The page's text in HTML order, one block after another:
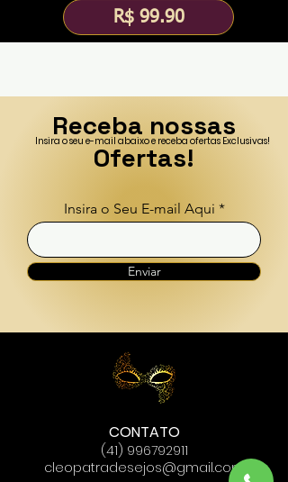
R$ 99.90
Receba nossas
Ofertas!
Insira o seu e-mail abaixo e receba ofertas Exclusivas!
Insira o Seu E-mail Aqui
Enviar
CONTATO
(41) 996792911
cleopatradesejos@gmail.com